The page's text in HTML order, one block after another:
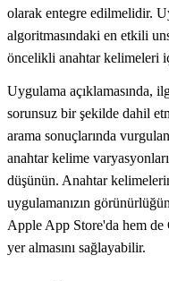
olarak entegre edilmelidir.
algoritmasındaki en etkili
öncelikli anahtar kelimeleri
Uygulama açıklamasında,
sorunsuz bir şekilde dahil
arama sonuçlarında
anahtar kelime
düşünün. Anahtar
uygulamanızın
Apple App Store'da hem de
yer almasını sağlayabilir.